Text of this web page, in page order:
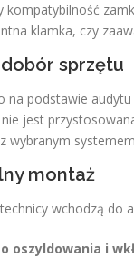
kompatybilność
klamka, czy
sprzętu
na podstawie
nie jest
wybranym
montaż
wchodzą do
oszyldowania i